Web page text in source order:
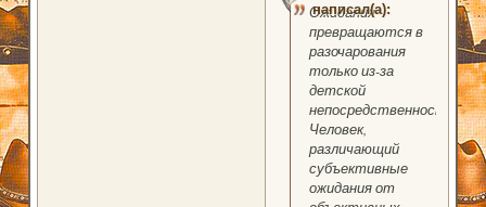
написал(а):
Ожидания
превращаются в
разочарования
только из-за
детской
непосредственности.
Человек,
различающий
субъективные
ожидания от